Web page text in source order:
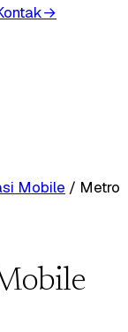
→
Mobile / Metro